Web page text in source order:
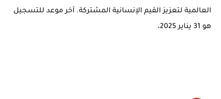
العالمية لتعزيز القيم الإنسانية المشتركة. آخر موعد للتسجيل
هو 31 يناير 2025
،